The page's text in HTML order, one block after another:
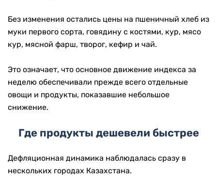
Без изменения остались цены на пшеничный хлеб из
муки первого сорта, говядину с костями, кур, мясо
кур, мясной фарш, творог, кефир и чай.
Это означает, что основное движение индекса за
неделю обеспечивали прежде всего отдельные
овощи и продукты, показавшие небольшое
снижение.
Где продукты дешевели быстрее
Дефляционная динамика наблюдалась сразу в
нескольких городах Казахстана.